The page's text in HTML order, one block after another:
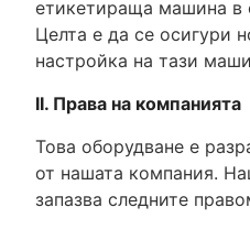
етикетираща машина в
Целта е да се осигури
настройка на тази
II. Права на компанията
Това оборудване е
от нашата компания.
запазва следните